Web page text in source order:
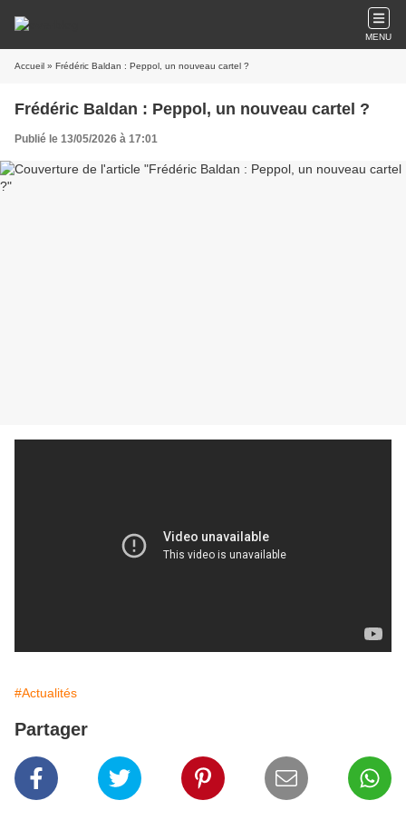
MENU
Accueil » Frédéric Baldan : Peppol, un nouveau cartel ?
Frédéric Baldan : Peppol, un nouveau cartel ?
Publié le 13/05/2026 à 17:01
#Actualités
Partager